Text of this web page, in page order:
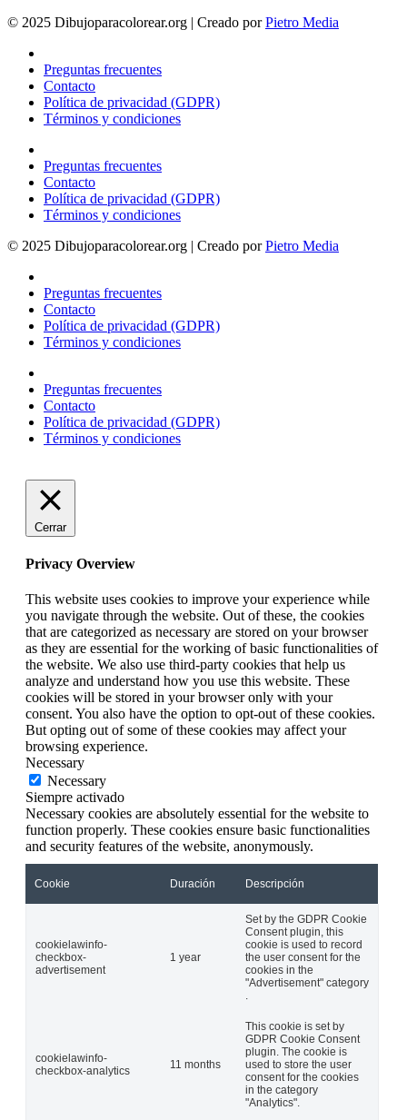
© 2025 Dibujoparacolorear.org | Creado porPietro Media
Preguntas frecuentes
Contacto
Política de privacidad (GDPR)
Términos y condiciones
Preguntas frecuentes
Contacto
Política de privacidad (GDPR)
Términos y condiciones
© 2025 Dibujoparacolorear.org | Creado porPietro Media
Preguntas frecuentes
Contacto
Política de privacidad (GDPR)
Términos y condiciones
Preguntas frecuentes
Contacto
Política de privacidad (GDPR)
Términos y condiciones
Cerrar
Privacy Overview
This website uses cookies to improve your experience while
you navigate through the website. Out of these, the cookies
that are categorized as necessary are stored on your browser
as they are essential for the working of basic functionalities of
the website. We also use third-party cookies that help us
analyze and understand how you use this website. These
cookies will be stored in your browser only with your
consent. You also have the option to opt-out of these cookies.
But opting out of some of these cookies may affect your
browsing experience.
Necessary
Necessary
Siempre activado
Necessary cookies are absolutely essential for the website to
function properly. These cookies ensure basic functionalities
and security features of the website, anonymously.
Cookie Duración Descripción
cookielawinfo-
checkbox-
advertisement
1 year
Set by the GDPR Cookie
Consent plugin, this
cookie is used to record
the user consent for the
cookies in the
"Advertisement" category
.
cookielawinfo-
checkbox-analytics
11 months
This cookie is set by
GDPR Cookie Consent
plugin. The cookie is
used to store the user
consent for the cookies
in the category
"Analytics".